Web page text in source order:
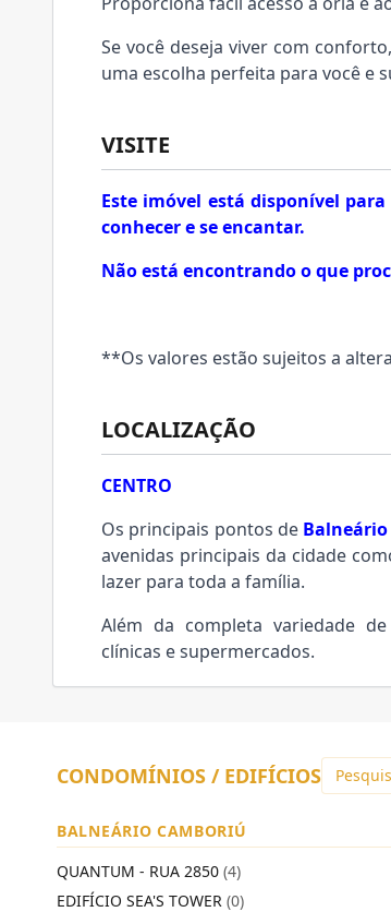
Se você deseja viver com
uma escolha perfeita para você e
VISITE
Este imóvel está disponível
conhecer e se encantar.
Não está encontrando o que
**Os valores estão sujeitos a
LOCALIZAÇÃO
CENTRO
Os principais pontos de
avenidas principais da cidade
lazer para toda a família.
Além da completa variedade
clínicas e supermercados.
CONDOMÍNIOS / EDIFÍCIOS
BALNEÁRIO CAMBORIÚ
QUANTUM - RUA 2850 (4)
EDIFÍCIO SEA'S TOWER (0)